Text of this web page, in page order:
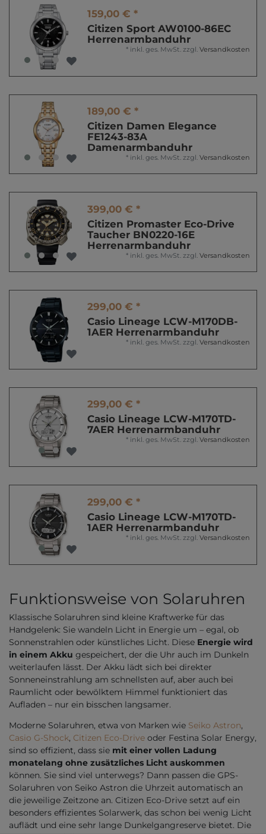
159,00 € *
Citizen Sport AW0100-86EC
Herrenarmbanduhr
* inkl. ges. MwSt. zzgl. Versandkosten
189,00 € *
Citizen Damen Elegance
FE1243-83A
Damenarmbanduhr
* inkl. ges. MwSt. zzgl. Versandkosten
399,00 € *
Citizen Promaster Eco-Drive
Taucher BN0220-16E
Herrenarmbanduhr
* inkl. ges. MwSt. zzgl. Versandkosten
299,00 € *
Casio Lineage LCW-M170DB-
1AER Herrenarmbanduhr
* inkl. ges. MwSt. zzgl. Versandkosten
299,00 € *
Casio Lineage LCW-M170TD-
7AER Herrenarmbanduhr
* inkl. ges. MwSt. zzgl. Versandkosten
299,00 € *
Casio Lineage LCW-M170TD-
1AER Herrenarmbanduhr
* inkl. ges. MwSt. zzgl. Versandkosten
Funktionsweise von Solaruhren
Klassische Solaruhren sind kleine Kraftwerke für das
Handgelenk: Sie wandeln Licht in Energie um – egal, ob
Sonnenstrahlen oder künstliches Licht. Diese Energie wird
in einem Akku gespeichert, der die Uhr auch im Dunkeln
weiterlaufen lässt. Der Akku lädt sich bei direkter
Sonneneinstrahlung am schnellsten auf, aber auch bei
Raumlicht oder bewölktem Himmel funktioniert das
Aufladen – nur ein bisschen langsamer.
Moderne Solaruhren, etwa von Marken wie Seiko Astron,
Casio G-Shock, Citizen Eco-Drive oder Festina Solar Energy,
sind so effizient, dass sie mit einer vollen Ladung
monatelang ohne zusätzliches Licht auskommen
können. Sie sind viel unterwegs? Dann passen die GPS-
Solaruhren von Seiko Astron die Uhrzeit automatisch an
die jeweilige Zeitzone an. Citizen Eco-Drive setzt auf ein
besonders effizientes Solarwerk, das schon bei wenig Licht
auflädt und eine sehr lange Dunkelgangreserve bietet. Die